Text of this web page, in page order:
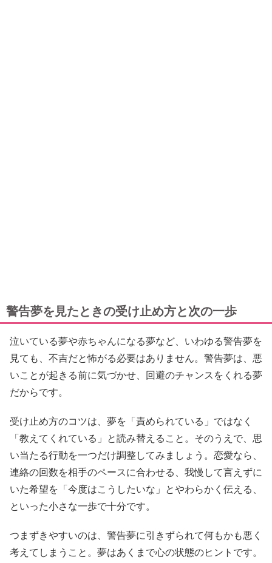
警告夢を見たときの受け止め方と次の一歩
泣いている夢や赤ちゃんになる夢など、いわゆる警告夢を
見ても、不吉だと怖がる必要はありません。警告夢は、悪
いことが起きる前に気づかせ、回避のチャンスをくれる夢
だからです。
受け止め方のコツは、夢を「責められている」ではなく
「教えてくれている」と読み替えること。そのうえで、思
い当たる行動を一つだけ調整してみましょう。恋愛なら、
連絡の回数を相手のペースに合わせる、我慢して言えずに
いた希望を「今度はこうしたいな」とやわらかく伝える、
といった小さな一歩で十分です。
つまずきやすいのは、警告夢に引きずられて何もかも悪く
考えてしまうこと。夢はあくまで心の状態のヒントです。